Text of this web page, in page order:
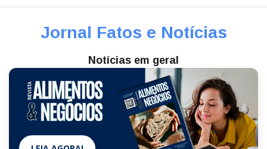
Jornal Fatos e Notícias
Notícias em geral